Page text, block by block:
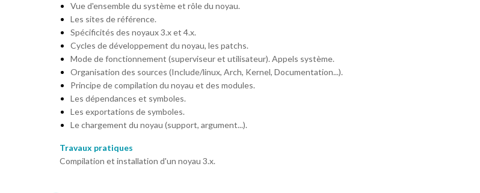
Vue d'ensemble du système et rôle du noyau.
Les sites de référence.
Spécificités des noyaux 3.x et 4.x.
Cycles de développement du noyau, les patchs.
Mode de fonctionnement (superviseur et utilisateur). Appels système.
Organisation des sources (Include/linux, Arch, Kernel, Documentation...).
Principe de compilation du noyau et des modules.
Les dépendances et symboles.
Les exportations de symboles.
Le chargement du noyau (support, argument...).
Travaux pratiques
Compilation et installation d'un noyau 3.x.